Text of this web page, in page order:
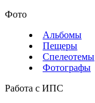
Фото
Альбомы
Пещеры
Спелеотемы
Фотографы
Работа с ИПС